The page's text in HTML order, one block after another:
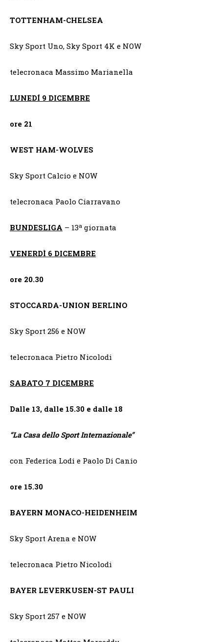
TOTTENHAM-CHELSEA
Sky Sport Uno, Sky Sport 4K e NOW
telecronaca Massimo Marianella
LUNEDÍ 9 DICEMBRE
ore 21
WEST HAM-WOLVES
Sky Sport Calcio e NOW
telecronaca Paolo Ciarravano
BUNDESLIGA – 13a giornata
VENERDÌ 6 DICEMBRE
ore 20.30
STOCCARDA-UNION BERLINO
Sky Sport 256 e NOW
telecronaca Pietro Nicolodi
SABATO 7 DICEMBRE
Dalle 13, dalle 15.30 e dalle 18
“La Casa dello Sport Internazionale”
con Federica Lodi e Paolo Di Canio
ore 15.30
BAYERN MONACO-HEIDENHEIM
Sky Sport Arena e NOW
telecronaca Pietro Nicolodi
BAYER LEVERKUSEN-ST PAULI
Sky Sport 257 e NOW